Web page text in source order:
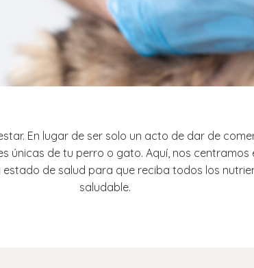
En lugar de ser solo un acto de dar de
únicas de tu perro o gato. Aquí, nos centramos
de salud para que reciba todos los
saludable.